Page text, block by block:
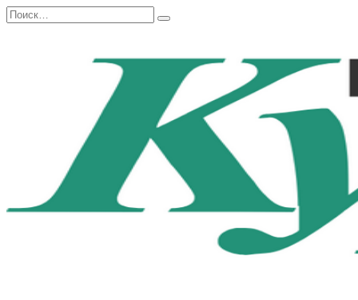
Перейти
к
Search
for: